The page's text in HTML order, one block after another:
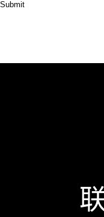
Submit